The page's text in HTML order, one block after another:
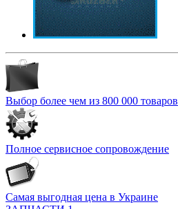
Выбор более чем из 800 000 товаров
Полное сервисное сопровождение
Самая выгодная цена в Украине